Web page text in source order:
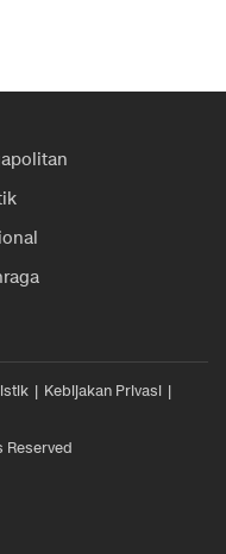
Kebijakan Privasi
Reserved